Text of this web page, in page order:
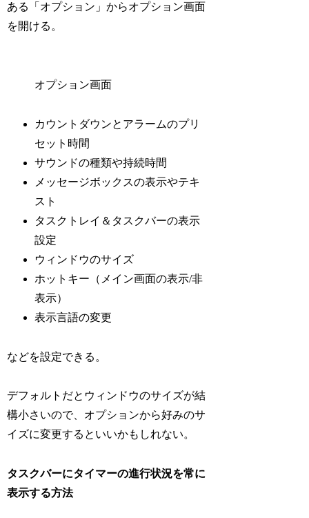
ある「オプション」からオプション画面
を開ける。
オプション画面
カウントダウンとアラームのプリ
セット時間
サウンドの種類や持続時間
メッセージボックスの表示やテキ
スト
タスクトレイ＆タスクバーの表示
設定
ウィンドウのサイズ
ホットキー（メイン画面の表示/非
表示）
表示言語の変更
などを設定できる。
デフォルトだとウィンドウのサイズが結
構小さいので、オプションから好みのサ
イズに変更するといいかもしれない。
タスクバーにタイマーの進行状況を常に
表示する方法